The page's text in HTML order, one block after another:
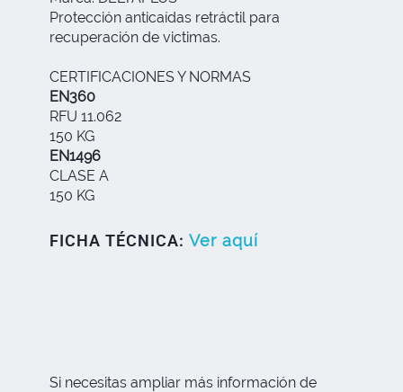
Protección anticaídas retráctil para
recuperación de victimas.
CERTIFICACIONES Y NORMAS
EN360
RFU 11.062
150 KG
EN1496
CLASE A
150 KG
FICHA TÉCNICA: Ver aquí
Si necesitas ampliar más información de